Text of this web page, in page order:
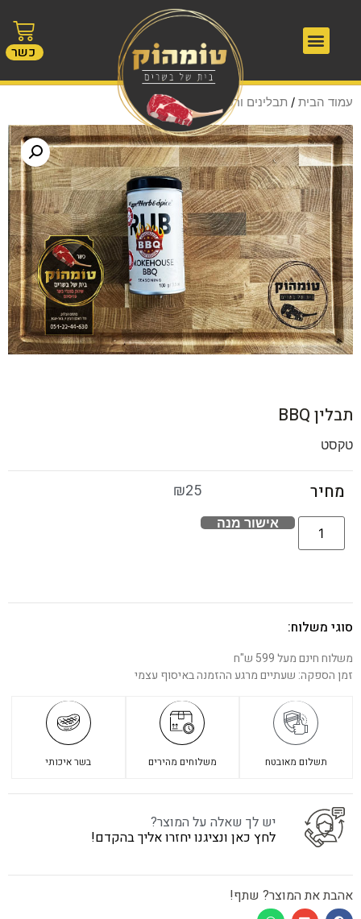
כשר
עמוד הבית / תבלינים ורטבים / תבלין BBQ
תבלין BBQ
טקסט
מחיר ₪25
אישור מנה
סוגי משלוח:
משלוח חינם מעל 599 ש"ח
זמן הספקה: שעתיים מרגע ההזמנה באיסוף עצמי
תשלום מאובטח משלוחים מהירים בשר איכותי
יש לך שאלה על המוצר?
לחץ כאן ונציגנו יחזרו אליך בהקדם!
אהבת את המוצר? שתף!